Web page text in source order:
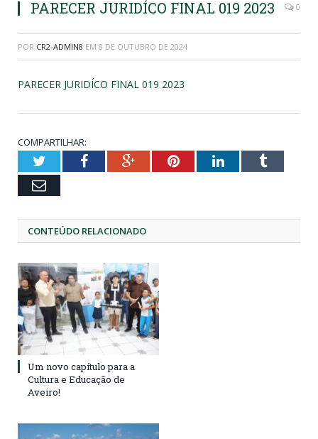
PARECER JURIDÍCO FINAL 019 2023 0
POR CR2-ADMIN8 EM 8 DE OUTUBRO DE 2024
PARECER JURIDÍCO FINAL 019 2023
COMPARTILHAR:
TwitterFacebookGoogle+PinterestLinkedInTumblr
Email
CONTEÚDO RELACIONADO
Um novo capítulo para a
Cultura e Educação de
Aveiro!